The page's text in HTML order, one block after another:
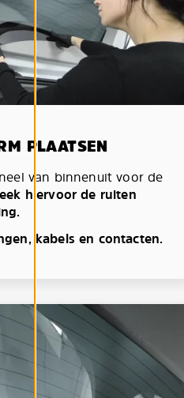
PLAATSEN
van binnenuit voor de
hiervoor de ruiten
kabels en contacten.